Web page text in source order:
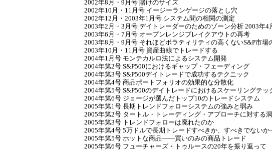
2002年8月・9月号 賭けのサイズ
2002年10月・11月号 イージーランゲージの落とし穴
2002年12月・2003年1月号 システム間の相関の測定
2003年2月・3月号 デイトレーダーのためのゾーン分析 2003年
2003年6月・7月号 オープンレンジブレイクアウトの再考
2003年8月・9月号 それほどボラティリティの高くないS&P市場
2003年10月・11月号 資産曲線でトレードする
2004年1月号 モンテカルロ法によるシステム開発
2004年第2号 S&P500におけるギャップ・フェーディング
2004年第3号 S&P500デイトレードで成功するテクニック
2004年第4号 商品ポートフォリオの効果的な分散化
2004年第5号 S&P500のデイトレードにおけるスケーリングテッ
2004年第6号 ジョージが選んだトップ10のトレードシステム
2005年第1号 長期トレンドフォローシステムの強みと弱み
2005年第2号 タートル・トレーディング・アプローチに対する
2005年第3号 トレンドフォローは廃れたのか
2005年第4号 5万ドルで長期トレードすべきか、すべきでない
2005年第5号 ホットな商品――買いのみの商品トレード
2005年第6号 フューチャーズ・トゥルースの20年を振り返って